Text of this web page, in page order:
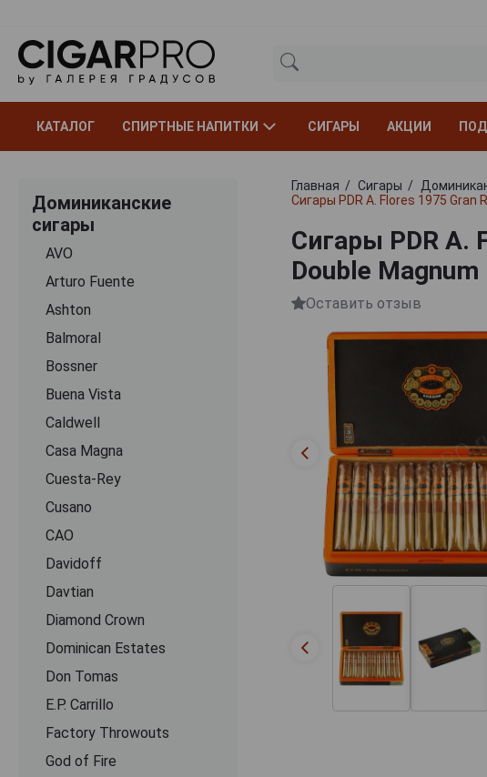
КАТАЛОГ СПИРТНЫЕ НАПИТКИ СИГАРЫ АКЦИИ
Доминиканские
сигары
AVO
Arturo Fuente
Ashton
Balmoral
Bossner
Buena Vista
Caldwell
Casa Magna
Cuesta-Rey
Cusano
CАО
Davidoff
Davtian
Diamond Crown
Dominican Estates
Don Tomas
E.P. Carrillo
Factory Throwouts
God of Fire
Главная Сигары
Сигары PDR A. Flores 1975 Gran
Сигары PDR A.
Double Magnum
Оставить отзыв